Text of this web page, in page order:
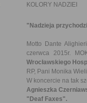
KOLORY NADZIEI
"Nadzieja
Motto Dante
czerwca 2015r.
Wrocławskiego
RP, Pani Monika
W koncercie na tak
Agnieszka
"Deaf Faxes".